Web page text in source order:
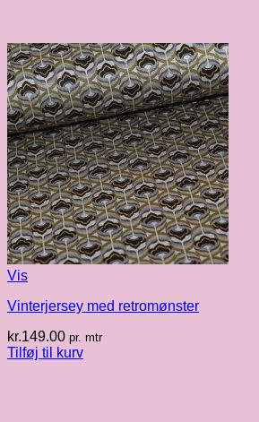
Vis
Vinterjersey med retromønster
kr.149.00 pr. mtr
Tilføj til kurv